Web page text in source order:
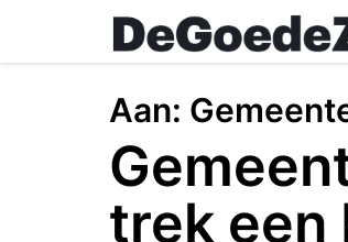
main
Aan:
trek een